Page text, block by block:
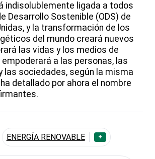
indisolublemente ligada a todos
Desarrollo Sostenible (ODS) de
y la transformación de los
del mundo creará nuevos
las vidas y los medios de
a las personas, las
las sociedades, según la misma
detallado por ahora el nombre
ENERGÍA RENOVABLE +